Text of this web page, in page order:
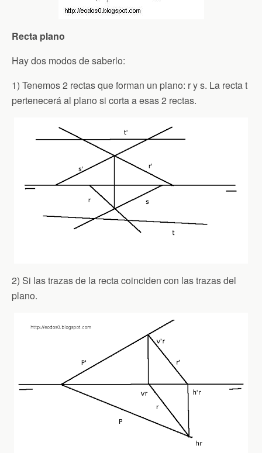
Recta plano
Hay dos modos de saberlo:
1) Tenemos 2 rectas que forman un plano: r y s. La recta t
pertenecerá al plano si corta a esas 2 rectas.
2) Si las trazas de la recta coinciden con las trazas del
plano.